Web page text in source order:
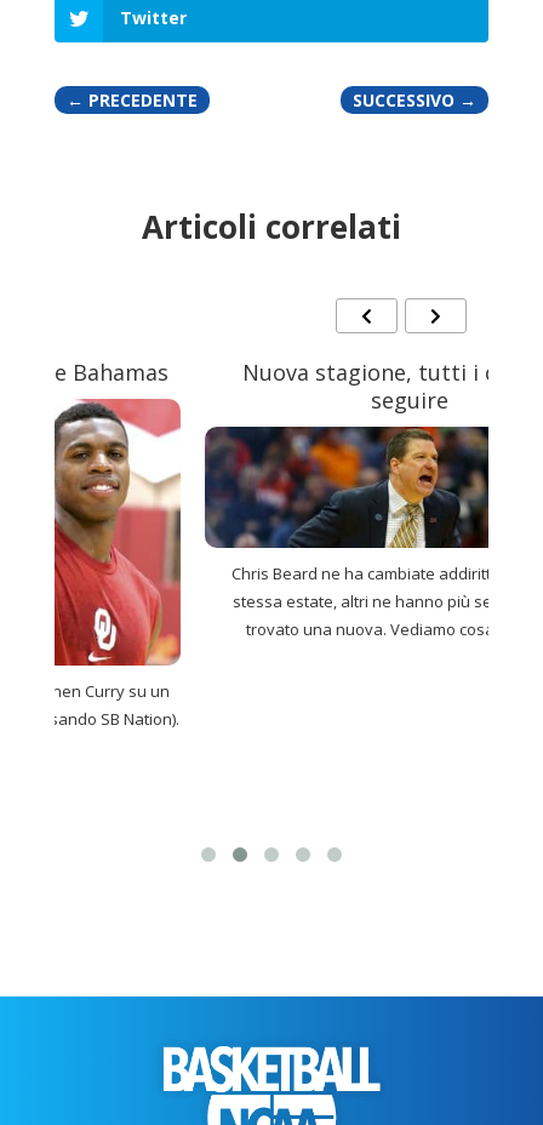
Twitter
← PRECEDENTE SUCCESSIVO →
Articoli correlati
Nuova stagione, tutti i coach da
Chris Beard ne ha cambiate addirittura due nella
stessa estate, altri ne hanno più semplicemente
trovato una nuova. Vediamo cosaLeggi tutto